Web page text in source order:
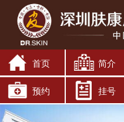
首页 简介
预约 挂号